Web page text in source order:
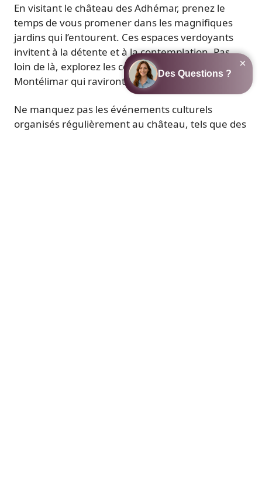
En visitant le château des Adhémar, prenez le
temps de vous promener dans les magnifiques
jardins qui l’entourent. Ces espaces verdoyants
invitent à la détente et à la contemplation. Pas
loin de là, explorez les célèbres nougateries de
Montélimar qui raviront vos papilles.
Ne manquez pas les événements culturels
organisés régulièrement au château, tels que des